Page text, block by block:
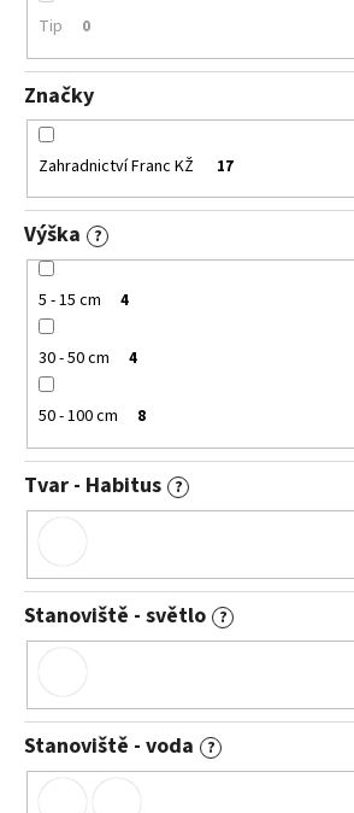
Tip 0
Značky
Zahradnictví Franc KŽ 17
Výška ?
5 - 15 cm 4
30 - 50 cm 4
50 - 100 cm 8
Tvar - Habitus ?
Stanoviště - světlo ?
Stanoviště - voda ?